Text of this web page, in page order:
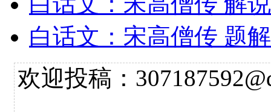
白话文：宋高僧传 题解
欢迎投稿：